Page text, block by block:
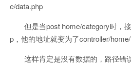
e/data.php
但是当post home/category时，
p，他的地址就变为了controller/
这样肯定是没有数据的，路径错